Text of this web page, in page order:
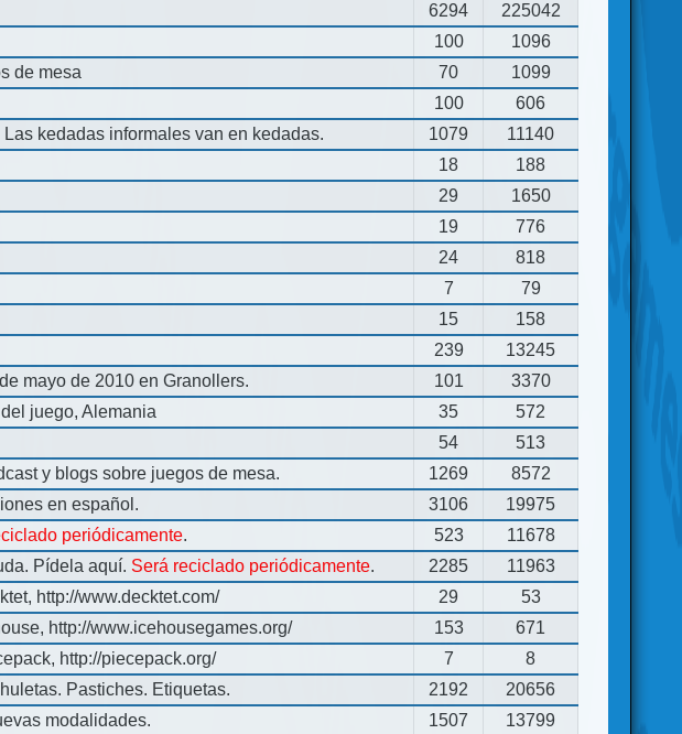
6294
225042
100
1096
de mesa 70
1099
100
606
kedadas informales van en kedadas. 1079
11140
18
188
29
1650
19
776
24
818
7
79
15
158
239
13245
mayo de 2010 en Granollers. 101
3370
juego, Alemania 35
572
54
513
y blogs sobre juegos de mesa. 1269
8572
en español. 3106
19975
periódicamente. 523
11678
Pídela aquí. Será reciclado periódicamente. 2285
11963
http://www.decktet.com/ 29
53
http://www.icehousegames.org/ 153
671
http://piecepack.org/ 7
8
Pastiches. Etiquetas. 2192
20656
modalidades. 1507
13799